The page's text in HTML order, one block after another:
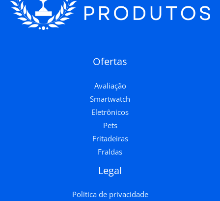
Ofertas
Avaliação
Smartwatch
Eletrônicos
Pets
Fritadeiras
Fraldas
Legal
Política de privacidade